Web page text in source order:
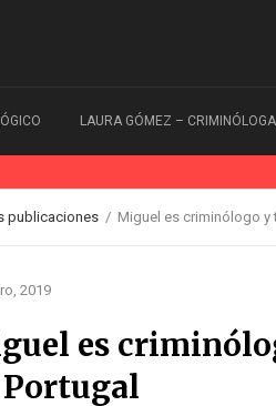
LAURA GÓMEZ – CRIMINÓLOGA
publicaciones / Miguel es criminólogo y
2019
es